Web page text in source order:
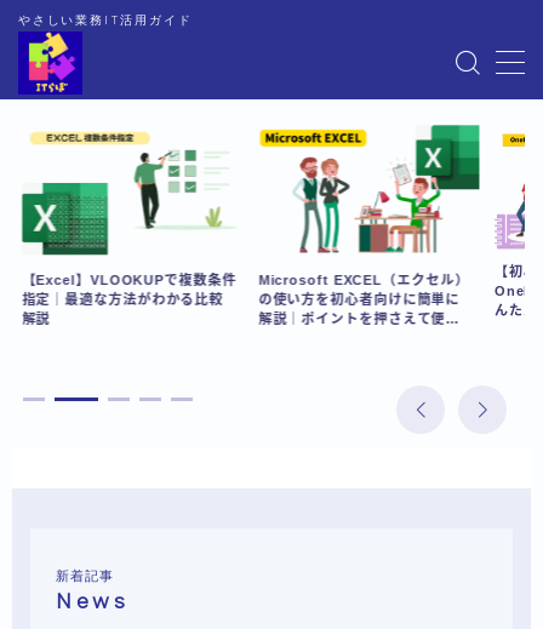
やさしい業務IT活用ガイド
MENU
EXCEL
WORD
【Excel】VLOOKUPで複数条件
指定｜最適な方法がわかる比較
解説
Microsoft EXCEL（エクセル）
の使い方を初心者向けに簡単に
解説｜ポイントを押さえて便利
【初
んたん
新着記事
News